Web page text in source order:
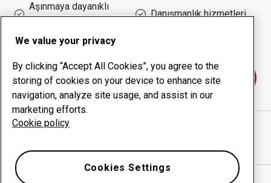
Aşınmaya dayanıklı
ürünler
Danışmanlık hizmetleri
Çalışma süresi yönetimi
Bize ulaşın
MM ENGINEERING
We value your privacy
By clicking “Accept All Cookies”, you agree to the
storing of cookies on your device to enhance site
navigation, analyze site usage, and assist in our
marketing efforts.
Cookie policy
Cookies Settings